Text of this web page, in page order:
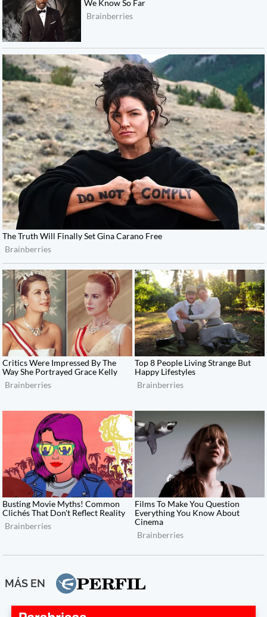
MÁS EN